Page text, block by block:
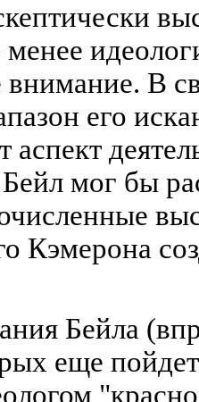
внимание. В
его
аспект
мог бы
Кэмерона
Бейла
еще